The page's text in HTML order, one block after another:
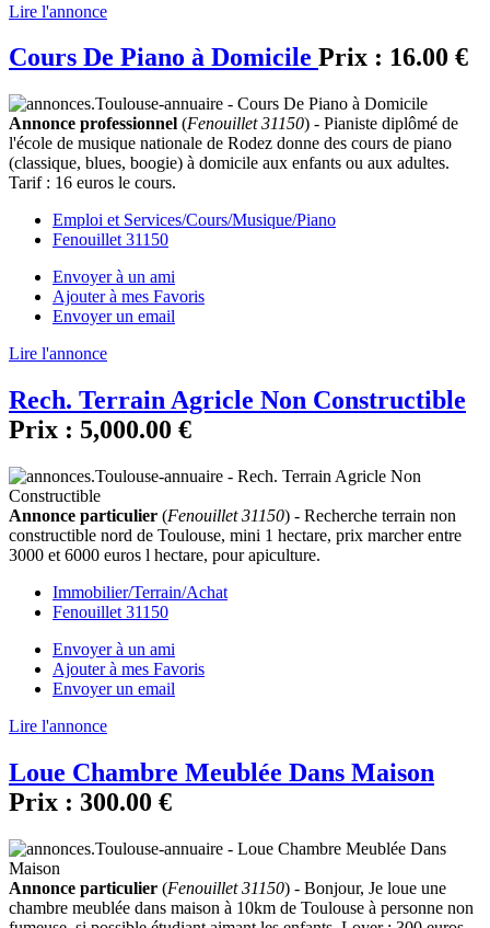
Lire l'annonce
Cours De Piano à Domicile Prix : 16.00 €
Annonce professionnel (Fenouillet 31150) - Pianiste diplômé de
l'école de musique nationale de Rodez donne des cours de piano
(classique, blues, boogie) à domicile aux enfants ou aux adultes.
Tarif : 16 euros le cours.
Emploi et Services/Cours/Musique/Piano
Fenouillet 31150
Envoyer à un ami
Ajouter à mes Favoris
Envoyer un email
Lire l'annonce
Rech. Terrain Agricle Non Constructible
Prix : 5,000.00 €
Annonce particulier (Fenouillet 31150) - Recherche terrain non
constructible nord de Toulouse, mini 1 hectare, prix marcher entre
3000 et 6000 euros l hectare, pour apiculture.
Immobilier/Terrain/Achat
Fenouillet 31150
Envoyer à un ami
Ajouter à mes Favoris
Envoyer un email
Lire l'annonce
Loue Chambre Meublée Dans Maison
Prix : 300.00 €
Annonce particulier (Fenouillet 31150) - Bonjour, Je loue une
chambre meublée dans maison à 10km de Toulouse à personne non